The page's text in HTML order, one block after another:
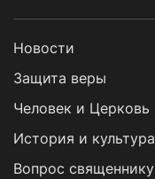
Новости
Защита веры
Человек и Церковь
История и культура
Вопрос священнику